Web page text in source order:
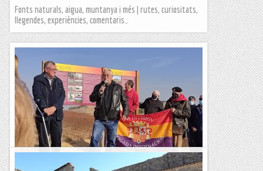
Fonts naturals, aigua, muntanya i més | rutes, curiositats,
llegendes, experiències, comentaris…
Inauguració de la ruta robert capa a aitona